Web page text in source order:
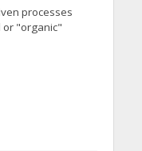
processes
or "organic"